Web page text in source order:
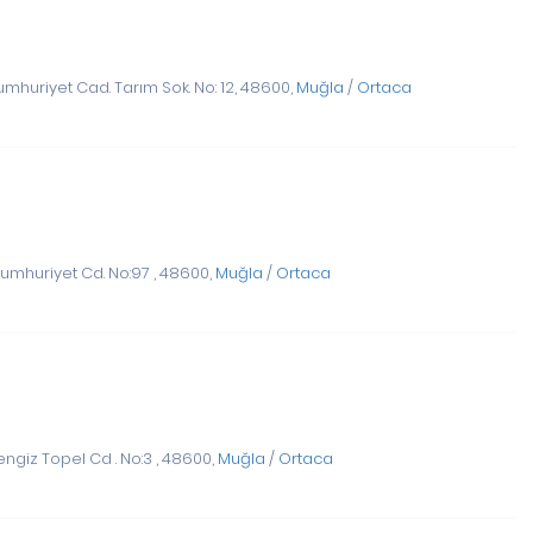
Cad. Tarım Sok. No: 12, 48600, Muğla / Ortaca
Cd. No:97 , 48600, Muğla / Ortaca
Topel Cd . No:3 , 48600, Muğla / Ortaca